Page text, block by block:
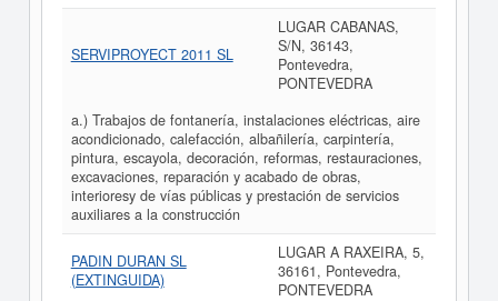
SERVIPROYECT 2011 SL
LUGAR CABANAS,
S/N, 36143,
Pontevedra,
PONTEVEDRA
a.) Trabajos de fontanería, instalaciones eléctricas, aire
acondicionado, calefacción, albañilería, carpintería,
pintura, escayola, decoración, reformas, restauraciones,
excavaciones, reparación y acabado de obras,
interioresy de vías públicas y prestación de servicios
auxiliares a la construcción
PADIN DURAN SL
(EXTINGUIDA)
LUGAR A RAXEIRA, 5,
36161, Pontevedra,
PONTEVEDRA